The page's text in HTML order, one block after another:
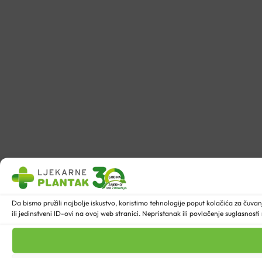
Da bismo pružili najbolje iskustvo, koristimo tehnologije poput kolačića za
ili jedinstveni ID-ovi na ovoj web stranici. Nepristanak ili povlačenje